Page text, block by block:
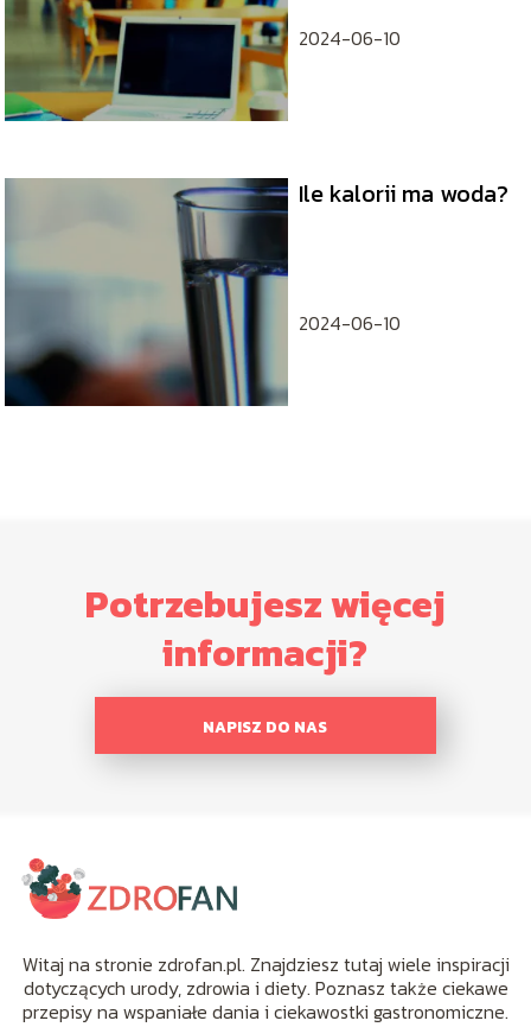
2024-06-10
Ile kalorii ma woda?
2024-06-10
Potrzebujesz więcej
informacji?
NAPISZ DO NAS
Witaj na stronie zdrofan.pl. Znajdziesz tutaj wiele inspiracji
dotyczących urody, zdrowia i diety. Poznasz także ciekawe
przepisy na wspaniałe dania i ciekawostki gastronomiczne.